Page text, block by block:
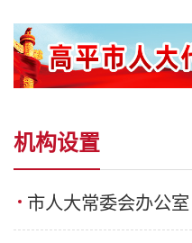
机构设置
市人大常委会办公室